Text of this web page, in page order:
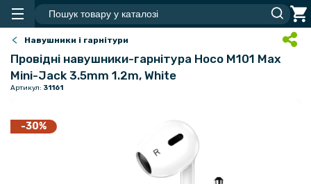
Навушники і гарнітури
Провідні навушники-гарнітура Hoco M101 Max
Mini-Jack 3.5mm 1.2m, White
Артикул: 31161
-30%